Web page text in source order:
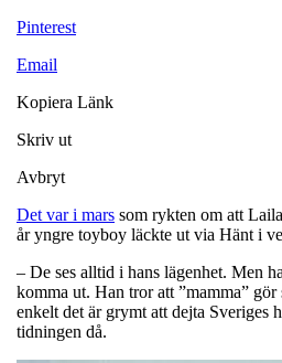
Pinterest
Email
Kopiera Länk
Skriv ut
Avbryt
Det var i mars som rykten om att
år yngre toyboy läckte ut via Hänt i
– De ses alltid i hans lägenhet. Men
komma ut. Han tror att ”mamma”
enkelt det är grymt att dejta Sveriges
tidningen då.